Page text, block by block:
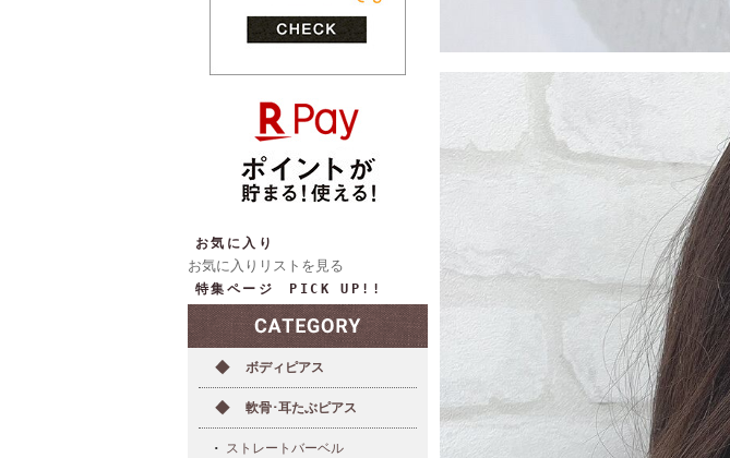
お気に入り
お気に入りリストを見る
特集ページ PICK UP!!
ボディピアス
軟骨･耳たぶピアス
ストレートバーベル